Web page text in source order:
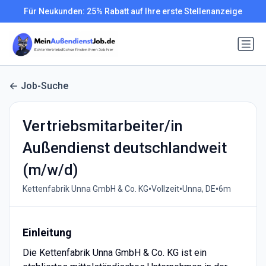
Für Neukunden: 25% Rabatt auf Ihre erste Stellenanzeige
Job-Suche
Vertriebsmitarbeiter/in
Außendienst deutschlandweit
(m/w/d)
Kettenfabrik Unna GmbH & Co. KG•Vollzeit•Unna, DE•6m
Einleitung
Die Kettenfabrik Unna GmbH & Co. KG ist ein